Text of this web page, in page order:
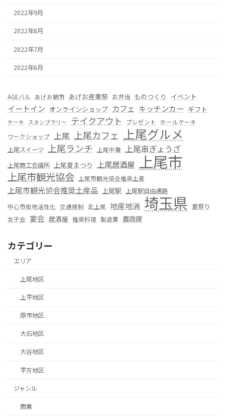
2022年9月
2022年8月
2022年7月
2022年6月
AGEバル あげお朝市 あげお産業祭 お弁当 ものつくり イベント
イートイン オンラインショップ カフェ キッチンカー ギフト
ケーキ スタンプラリー テイクアウト プレゼント
ホールケーキ
ワークショップ 上尾 上尾カフェ 上尾グルメ
上尾スイーツ 上尾ランチ 上尾中華 上尾串ぎょうざ
上尾商工会議所 上尾夏まつり 上尾居酒屋 上尾市
上尾市観光協会 上尾市観光協会推奨土産
上尾市観光協会推奨土産品 上尾駅 上尾駅自由通路
中心市街地活性化 交通規制 北上尾 地産地消 埼玉県 夏祭り
女子会 宴会 居酒屋 推奨料理 製造業 農政課
カテゴリー
エリア
上尾地区
上平地区
原市地区
大石地区
大谷地区
平方地区
ジャンル
商業